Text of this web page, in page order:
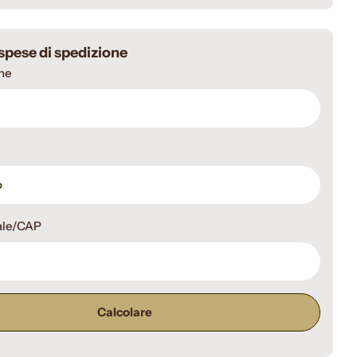
di spedizione
CAP
Calcolare